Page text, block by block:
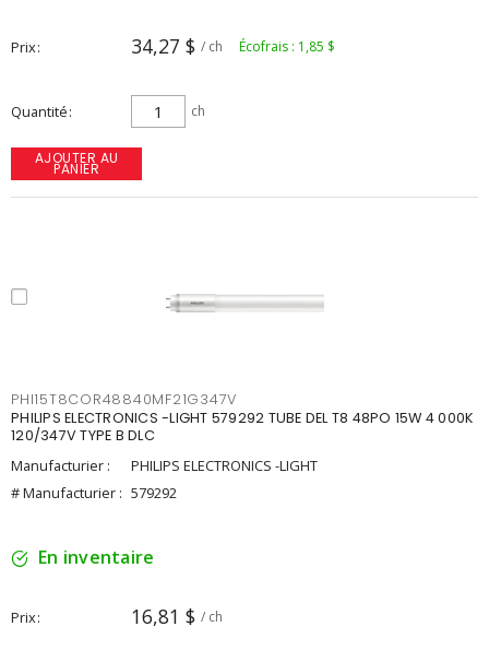
Prix 34,27 $ / ch Écofrais : 1,85 $
Quantité ch
AJOUTER AU
PANIER
PHI15T8COR48840MF21G347V
PHILIPS ELECTRONICS -LIGHT 579292 TUBE DEL T8 48PO 15W 4 000K
120/347V TYPE B DLC
Manufacturier :
PHILIPS ELECTRONICS -LIGHT
# Manufacturier : 579292
En inventaire
Prix 16,81 $ / ch